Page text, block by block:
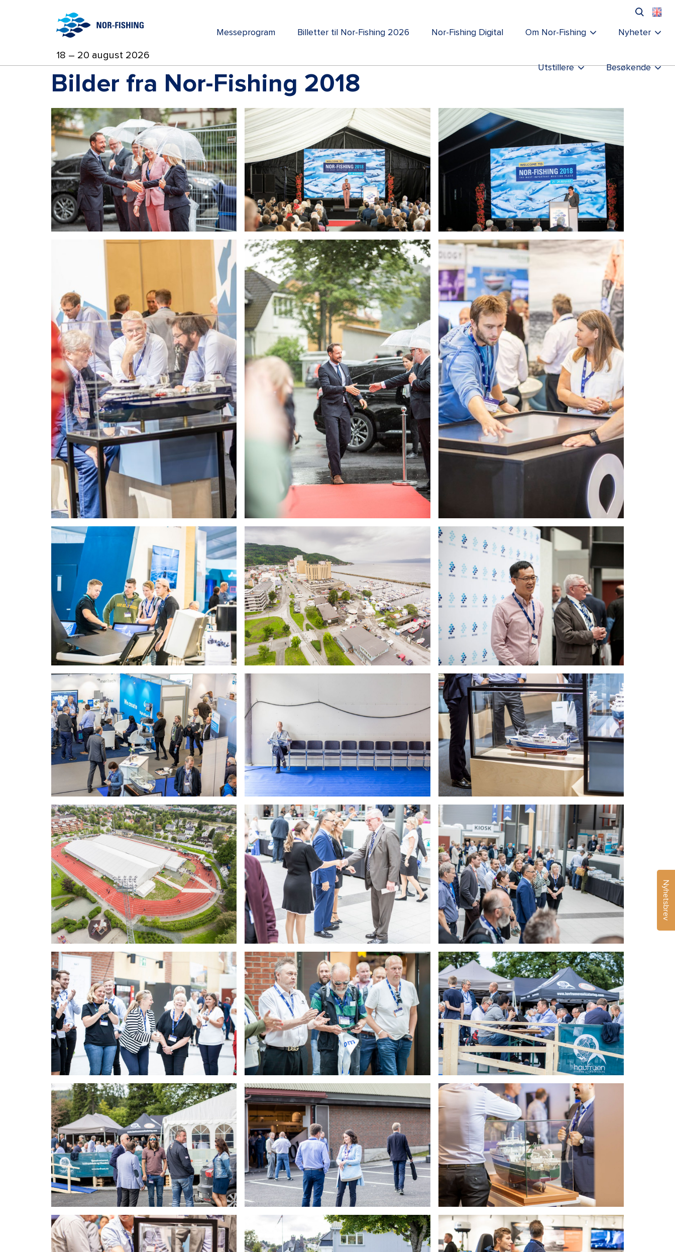
18 – 20 august 2026
Messeprogram Billetter til Nor-Fishing 2026 Nor-Fishing Digital Om Nor-Fishing Nyheter
Utstillere Besøkende
Bilder fra Nor-Fishing 2018
Nyhetsbrev